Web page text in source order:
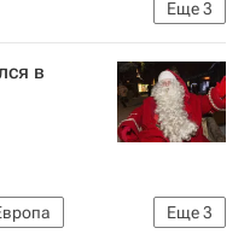
Еще3
в
Еще3